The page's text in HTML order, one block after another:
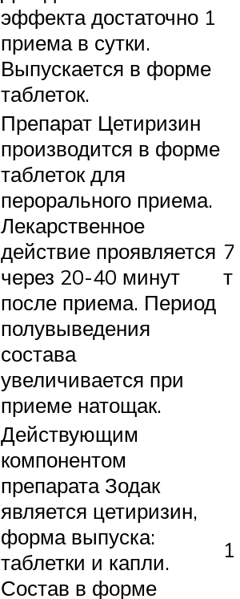
эффекта достаточно 1
приема в сутки.
Выпускается в форме
таблеток.
Препарат Цетиризин
производится в форме
таблеток для
перорального приема.
Лекарственное
действие проявляется
через 20-40 минут
после приема. Период
полувыведения
состава
увеличивается при
приеме натощак.
Действующим
компонентом
препарата Зодак
является цетиризин,
форма выпуска:
таблетки и капли.
Состав в форме